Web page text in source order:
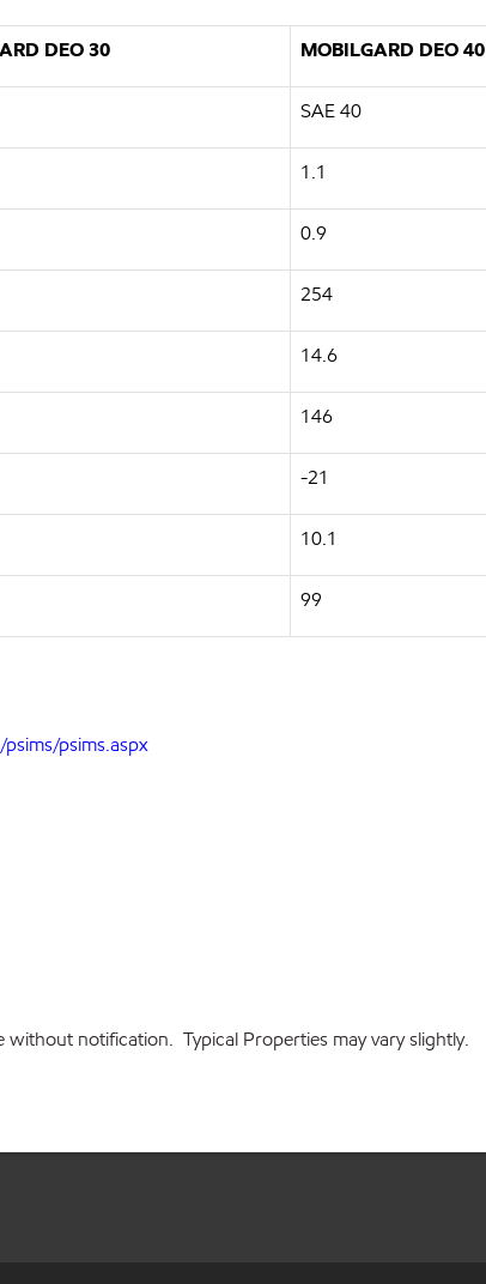
DEO 30 MOBILGARD DEO 40
SAE 40
1.1
0.9
254
14.6
146
-21
10.1
99
psims.aspx
notification. Typical Properties may vary slightly.